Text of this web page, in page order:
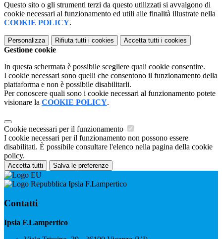
Questo sito o gli strumenti terzi da questo utilizzati si avvalgono di
cookie necessari al funzionamento ed utili alle finalità illustrate nella
COOKIE POLICY.
Personalizza Rifiuta tutti i cookies Accetta tutti i cookies
Gestione cookie
In questa schermata è possibile scegliere quali cookie consentire.
I cookie necessari sono quelli che consentono il funzionamento della
piattaforma e non è possibile disabilitarli.
Per conoscere quali sono i cookie necessari al funzionamento potete
visionare la COOKIE POLICY.
Cookie necessari per il funzionamento
I cookie necessari per il funzionamento non possono essere
disabilitati. È possibile consultare l'elenco nella pagina della cookie
policy.
Accetta tutti Salva le preferenze
Ipsia F.Lampertico
Contatti
Ipsia F.Lampertico